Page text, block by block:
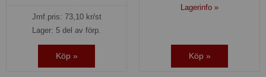
Jmf.pris: 73,10kr/st
Lager: 5 del av förp.
Köp »
Lagerinfo »
Köp »